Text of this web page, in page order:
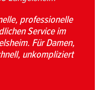
professionelle
Service im
Für Damen,
unkompliziert